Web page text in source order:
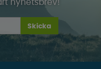
nyhetsbrev!
Skicka